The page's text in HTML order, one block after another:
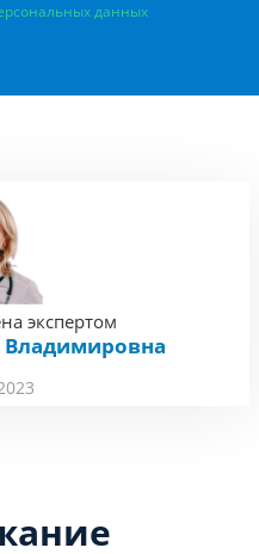
данных
экспертом
Владимировна